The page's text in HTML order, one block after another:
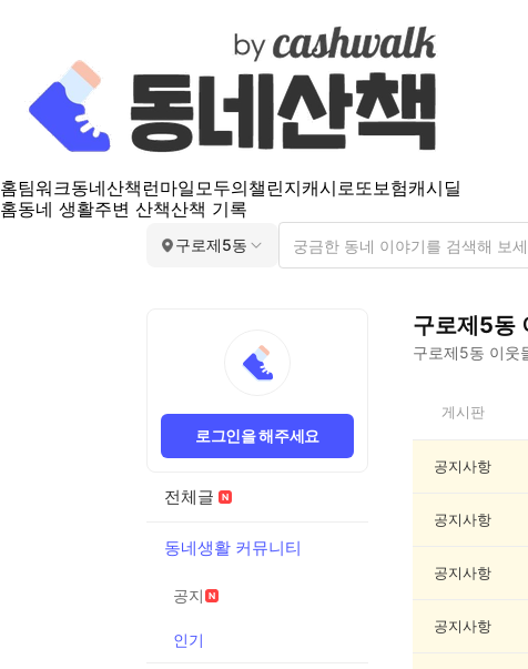
홈팀워크동네산책 런마일모두의챌린지캐시로또보험캐시딜
홈동네 생활주변 산책산책 기록
구로제5동
로그인을 해주세요
전체글
동네생활 커뮤니티
공지
인기
구로제5동
구로제5동 이웃
제
게시판
공지사항
공지사항
공지사항
공지사항